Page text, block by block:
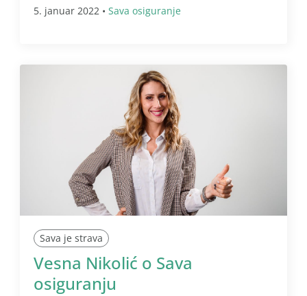
5. januar 2022 • Sava osiguranje
Sava je strava
Vesna Nikolić o Sava
osiguranju